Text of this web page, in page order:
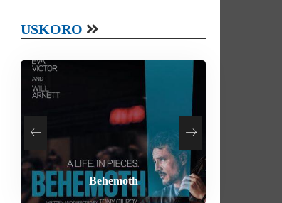
USKORO
Heart of the Beast
Behemoth
How To Rob A Bank
By Any Means